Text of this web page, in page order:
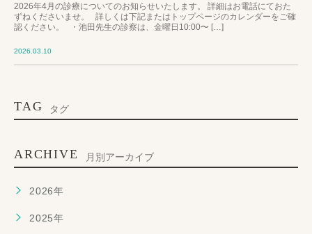
2026年4月の診療についてのお知らせいたします。 詳細はお電話にておた
ずねくださいませ。 詳しくは下記またはトップページのカレンダーをご確
認ください。 ・池田先生の診察は、金曜日10:00〜 […]
2026.03.10
TAG タグ
ARCHIVE 月別アーカイブ
2026年
2025年